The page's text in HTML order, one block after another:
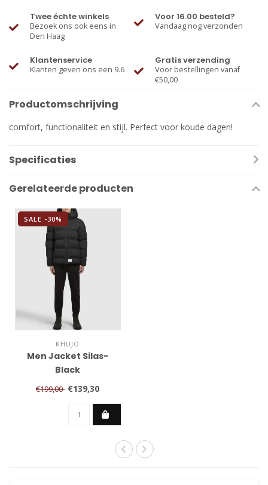
Twee échte winkels
Bezoek ons ook eens in
Den Haag
Voor 16.00 besteld?
Vandaag nog verzonden
Klantenservice
Klanten geven ons een 9.6
Gratis verzending
Voor bestellingen vanaf
€50,00
Productomschrijving
comfort, functionaliteit en stijl. Perfect voor koude dagen!
Specificaties
Gerelateerde producten
SALE -30%
KHUJO
Men Jacket Silas-
Black
€199,00 €139,30